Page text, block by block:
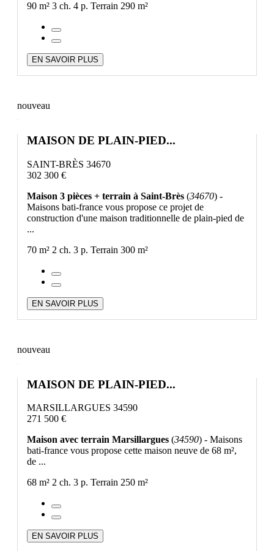
90 m² 3 ch. 4 p. Terrain 290 m²
EN SAVOIR PLUS
nouveau
MAISON DE PLAIN-PIED...
SAINT-BRÈS 34670
302 300 €
Maison 3 pièces + terrain à Saint-Brès (34670) -
Maisons bati-france vous propose ce projet de
construction d'une maison traditionnelle de plain-pied de
...
70 m² 2 ch. 3 p. Terrain 300 m²
EN SAVOIR PLUS
nouveau
MAISON DE PLAIN-PIED...
MARSILLARGUES 34590
271 500 €
Maison avec terrain Marsillargues (34590) - Maisons
bati-france vous propose cette maison neuve de 68 m²,
de ...
68 m² 2 ch. 3 p. Terrain 250 m²
EN SAVOIR PLUS